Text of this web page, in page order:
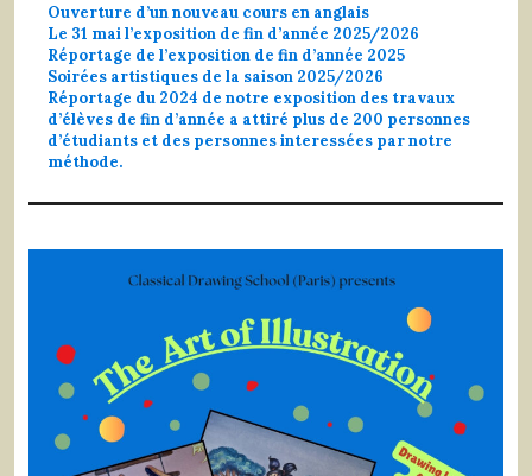
Ouverture d’un nouveau cours en anglais
Le 31 mai l’exposition de fin d’année 2025/2026
Réportage de l’exposition de fin d’année 2025
Soirées artistiques de la saison 2025/2026
Réportage du 2024 de notre exposition des travaux
d’élèves de fin d’année a attiré plus de 200 personnes
d’étudiants et des personnes interessées par notre
méthode.